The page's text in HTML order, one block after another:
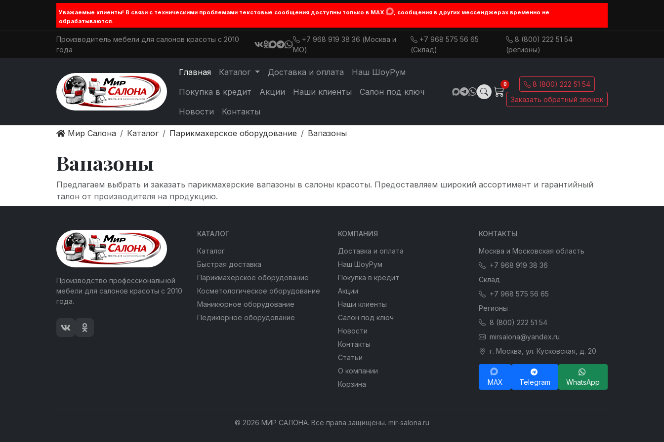
Уважаемые клиенты! В связи с техническими проблемами текстовые сообщения доступны только в MAX
, сообщения в других мессенджерах временно не
обрабатываются.
Производитель мебели для салонов красоты с 2010
года
+7 968 919 38 36 (Москва и
МО)
+7 968 575 56 65
(Склад)
8 (800) 222 51 54
(регионы)
Главная Каталог Доставка и оплата
Наш ШоуРум
Покупка в кредит
Акции Наши клиенты
Салон под ключ
Новости
Контакты
0
8 (800) 222 51 54
Заказать обратный звонок
Мир Салона Каталог Парикмахерское оборудование Вапазоны
Вапазоны
Предлагаем выбрать и заказать парикмахерские вапазоны в салоны красоты. Предоставляем широкий ассортимент и гарантийный
талон от производителя на продукцию.
Производство профессиональной
мебели для салонов красоты с 2010
года.
КАТАЛОГ
Каталог
Быстрая доставка
Парикмахерское оборудование
Косметологическое оборудование
Маникюрное оборудование
Педикюрное оборудование
КОМПАНИЯ
Доставка и оплата
Наш ШоуРум
Покупка в кредит
Акции
Наши клиенты
Салон под ключ
Новости
Контакты
Статьи
О компании
Корзина
КОНТАКТЫ
Москва и Московская область
+7 968 919 38 36
Склад
+7 968 575 56 65
Регионы
8 (800) 222 51 54
mirsalona@yandex.ru
г. Москва, ул. Кусковская, д. 20
MAX Telegram WhatsApp
© 2026 МИР САЛОНА. Все права защищены. mir-salona.ru